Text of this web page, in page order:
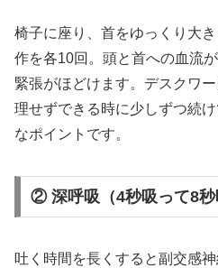
椅子に座り、首をゆっくり大
作を各10回。頭と首への血流
緊張がほどけます。デスクワ
理せずできる時に少しずつ続
なポイントです。
② 深呼吸（4秒吸って8秒
吐く時間を長くすると副交感